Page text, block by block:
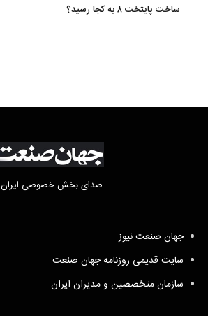
ساخت پایتخت ۸ به کجا رسید؟
صدای بخش خصوصی ایران
جهان صنعت نیوز
سایت قدیمی روزنامه جهان صنعت
سازمان متخصصین و مدیران ایران